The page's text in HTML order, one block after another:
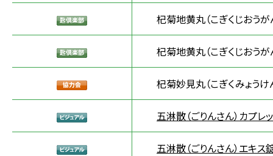
杞菊地黄丸（こぎくじおうが
杞菊地黄丸（こぎくじおうが
杞菊妙見丸（こぎくみょうけ
五淋散（ごりんさん）カプレ
五淋散（ごりんさん）エキス